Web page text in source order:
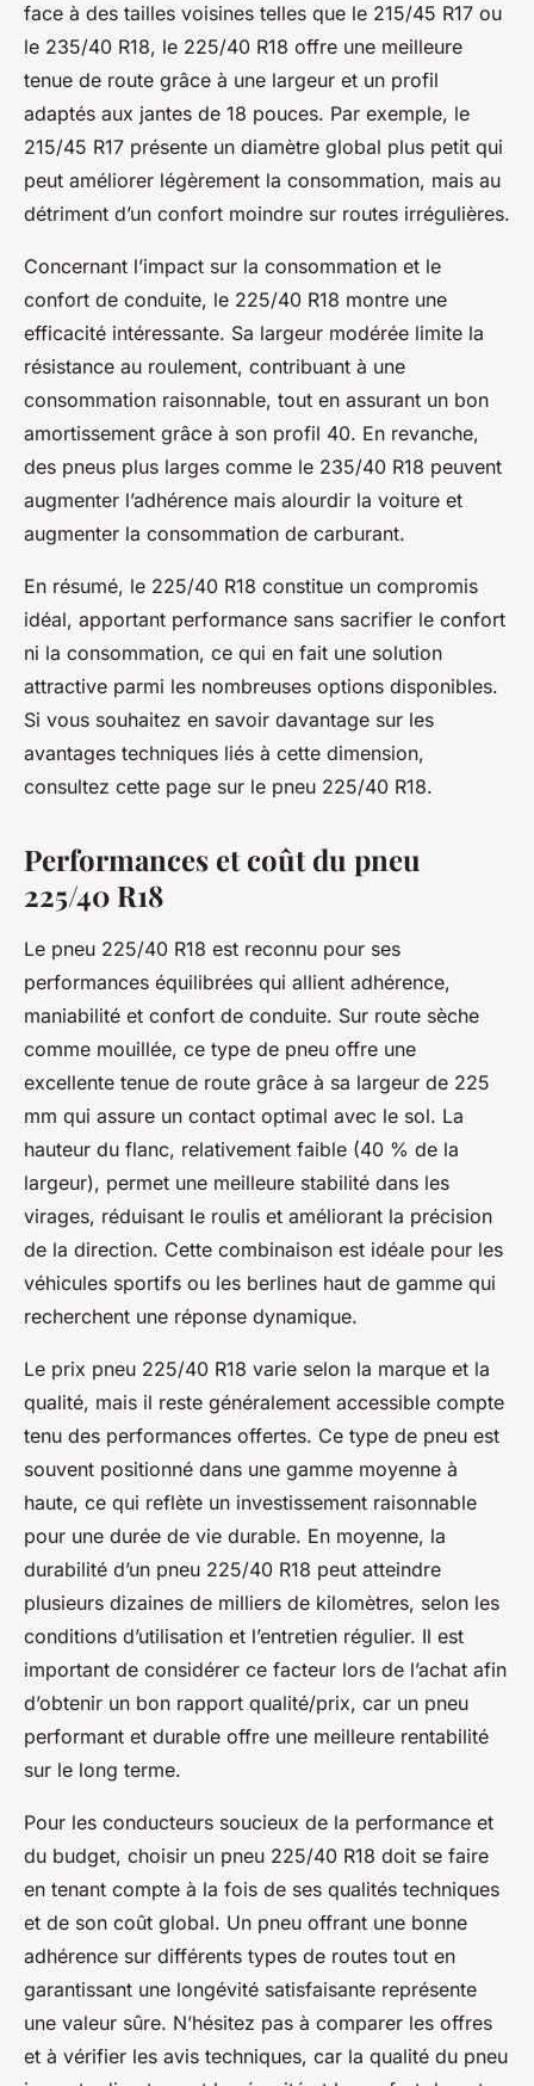
face à des tailles voisines telles que le 215/45 R17 ou
le 235/40 R18, le 225/40 R18 offre une meilleure
tenue de route grâce à une largeur et un profil
adaptés aux jantes de 18 pouces. Par exemple, le
215/45 R17 présente un diamètre global plus petit qui
peut améliorer légèrement la consommation, mais au
détriment d’un confort moindre sur routes irrégulières.
Concernant l’impact sur la consommation et le
confort de conduite, le 225/40 R18 montre une
efficacité intéressante. Sa largeur modérée limite la
résistance au roulement, contribuant à une
consommation raisonnable, tout en assurant un bon
amortissement grâce à son profil 40. En revanche,
des pneus plus larges comme le 235/40 R18 peuvent
augmenter l’adhérence mais alourdir la voiture et
augmenter la consommation de carburant.
En résumé, le 225/40 R18 constitue un compromis
idéal, apportant performance sans sacrifier le confort
ni la consommation, ce qui en fait une solution
attractive parmi les nombreuses options disponibles.
Si vous souhaitez en savoir davantage sur les
avantages techniques liés à cette dimension,
consultez cette page sur le pneu 225/40 R18.
Performances et coût du pneu
225/40 R18
Le pneu 225/40 R18 est reconnu pour ses
performances équilibrées qui allient adhérence,
maniabilité et confort de conduite. Sur route sèche
comme mouillée, ce type de pneu offre une
excellente tenue de route grâce à sa largeur de 225
mm qui assure un contact optimal avec le sol. La
hauteur du flanc, relativement faible (40 % de la
largeur), permet une meilleure stabilité dans les
virages, réduisant le roulis et améliorant la précision
de la direction. Cette combinaison est idéale pour les
véhicules sportifs ou les berlines haut de gamme qui
recherchent une réponse dynamique.
Le prix pneu 225/40 R18 varie selon la marque et la
qualité, mais il reste généralement accessible compte
tenu des performances offertes. Ce type de pneu est
souvent positionné dans une gamme moyenne à
haute, ce qui reflète un investissement raisonnable
pour une durée de vie durable. En moyenne, la
durabilité d’un pneu 225/40 R18 peut atteindre
plusieurs dizaines de milliers de kilomètres, selon les
conditions d’utilisation et l’entretien régulier. Il est
important de considérer ce facteur lors de l’achat afin
d’obtenir un bon rapport qualité/prix, car un pneu
performant et durable offre une meilleure rentabilité
sur le long terme.
Pour les conducteurs soucieux de la performance et
du budget, choisir un pneu 225/40 R18 doit se faire
en tenant compte à la fois de ses qualités techniques
et de son coût global. Un pneu offrant une bonne
adhérence sur différents types de routes tout en
garantissant une longévité satisfaisante représente
une valeur sûre. N’hésitez pas à comparer les offres
et à vérifier les avis techniques, car la qualité du pneu